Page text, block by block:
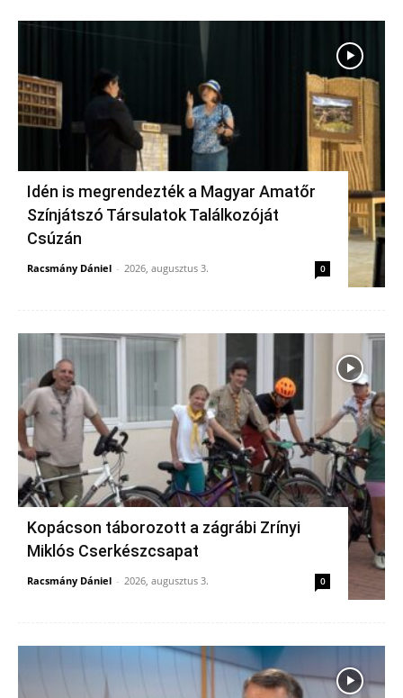
Idén is megrendezték a Magyar Amatőr
Színjátszó Társulatok Találkozóját
Csúzán
Racsmány Dániel - 2026, augusztus 3. 0
Kopácson táborozott a zágrábi Zrínyi
Miklós Cserkészcsapat
Racsmány Dániel - 2026, augusztus 3. 0